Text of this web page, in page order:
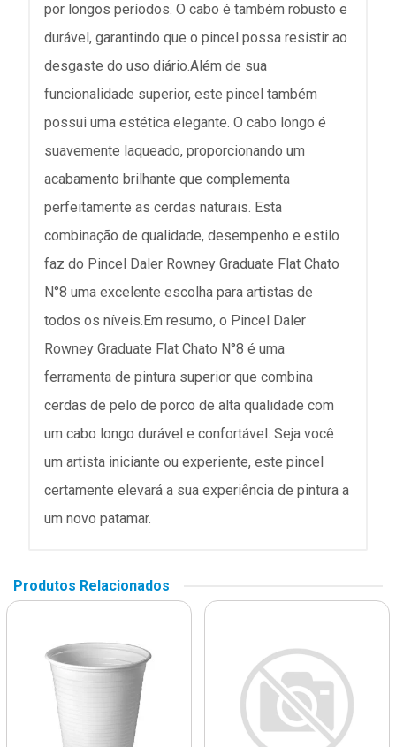
por longos períodos. O cabo é também robusto e
durável, garantindo que o pincel possa resistir ao
desgaste do uso diário.Além de sua
funcionalidade superior, este pincel também
possui uma estética elegante. O cabo longo é
suavemente laqueado, proporcionando um
acabamento brilhante que complementa
perfeitamente as cerdas naturais. Esta
combinação de qualidade, desempenho e estilo
faz do Pincel Daler Rowney Graduate Flat Chato
N°8 uma excelente escolha para artistas de
todos os níveis.Em resumo, o Pincel Daler
Rowney Graduate Flat Chato N°8 é uma
ferramenta de pintura superior que combina
cerdas de pelo de porco de alta qualidade com
um cabo longo durável e confortável. Seja você
um artista iniciante ou experiente, este pincel
certamente elevará a sua experiência de pintura a
um novo patamar.
Produtos Relacionados